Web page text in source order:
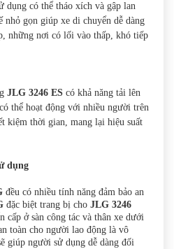
dụng có thể tháo xích và gập lan
nhỏ gọn giúp xe di chuyển dễ dàng
những nơi có lối vào thấp, khó tiếp
JLG 3246 ES có khả năng tải lên
thể hoạt động với nhiều người trên
kiệm thời gian, mang lại hiệu suất
dụng
đều có nhiều tính năng đảm bảo an
đặc biệt trang bị cho JLG 3246
cấp ở sàn công tác và thân xe dưới
toàn cho người lao động là vô
giúp người sử dụng dễ dàng đối